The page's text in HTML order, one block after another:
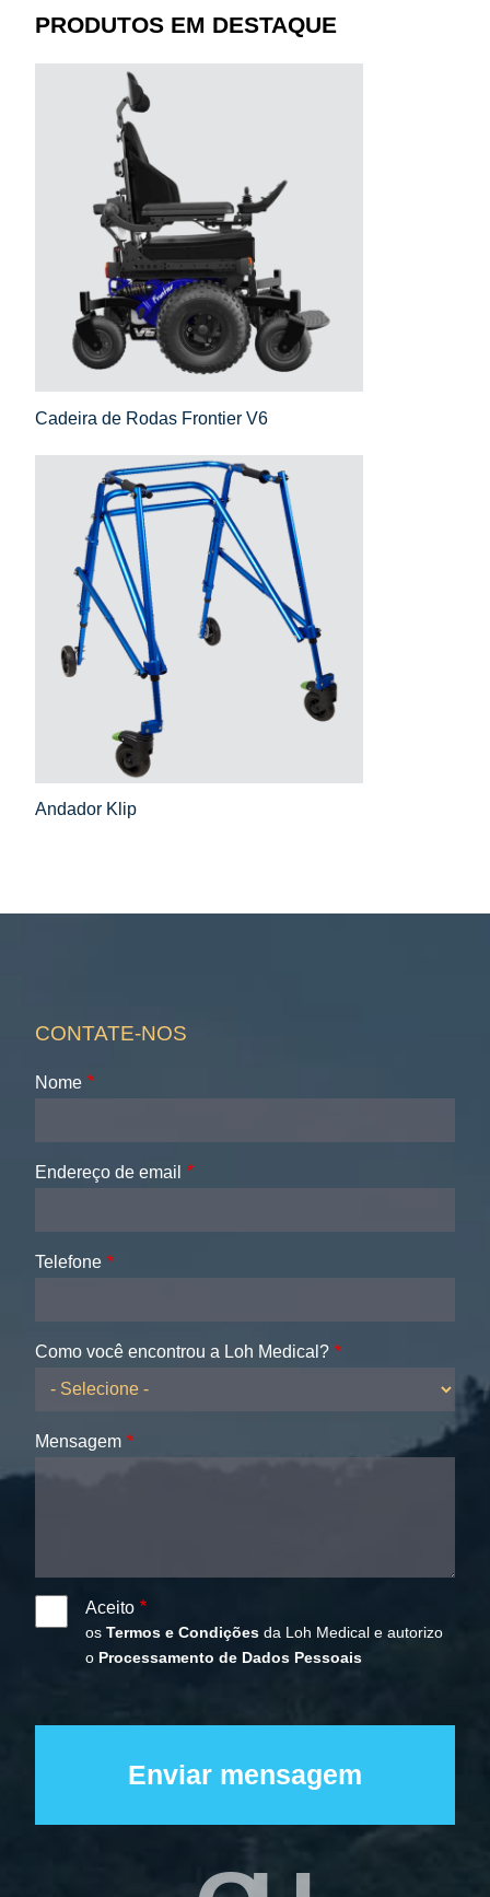
PRODUTOS EM DESTAQUE
Cadeira de Rodas Frontier V6
Andador Klip
CONTATE-NOS
Nome
Endereço de email
Telefone
Como você encontrou a Loh Medical?
Mensagem
Aceito
osTermos e Condições da Loh Medical e autorizo
o Processamento de Dados Pessoais